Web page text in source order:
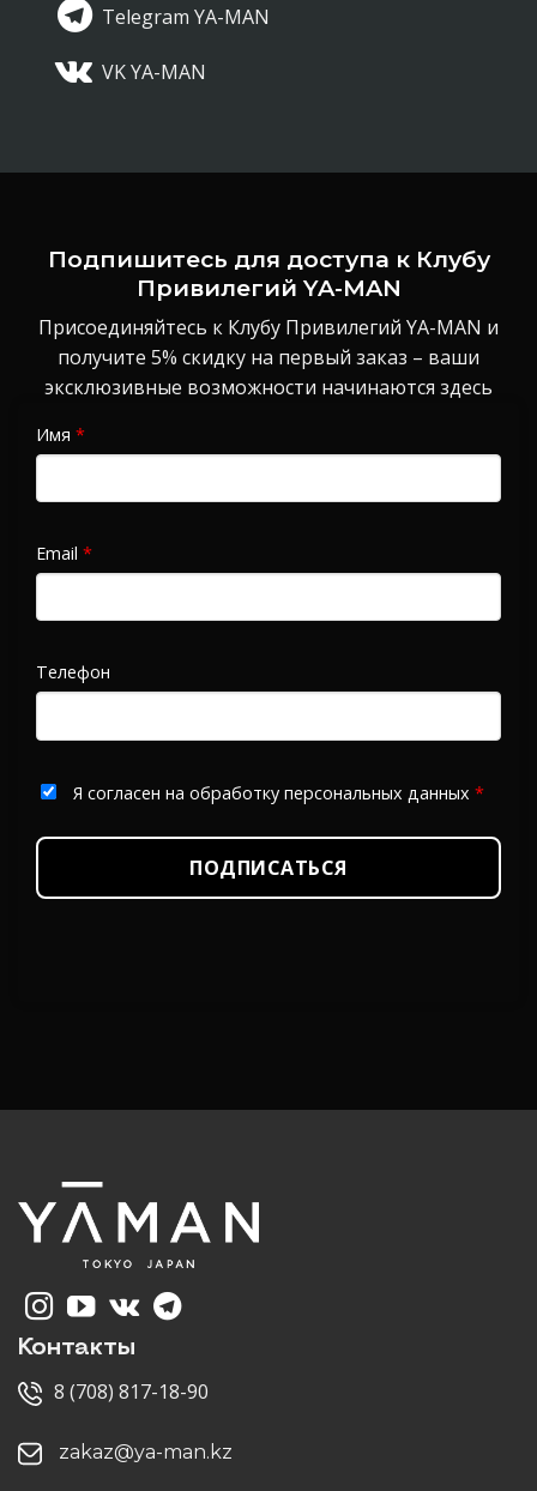
Telegram YA-MAN
VK YA-MAN
Подпишитесь для доступа к Клубу
Привилегий YA-MAN
Присоединяйтесь к Клубу Привилегий YA-MAN и
получите 5% скидку на первый заказ – ваши
эксклюзивные возможности начинаются здесь
Имя *
Email *
Телефон
Я согласен на обработку персональных данных *
ПОДПИСАТЬСЯ
Контакты
8 (708) 817-18-90
zakaz@ya-man.kz